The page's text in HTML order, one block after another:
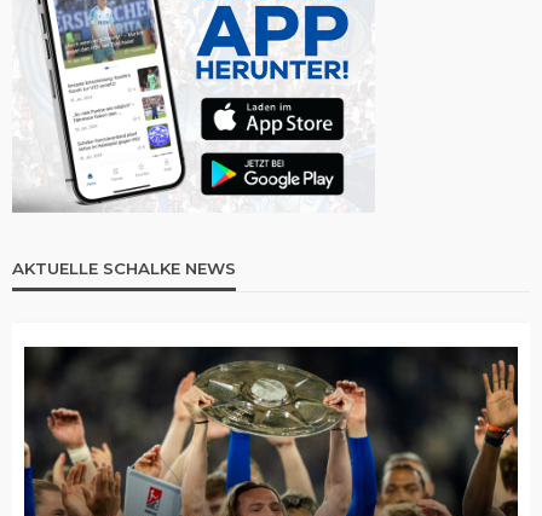
AKTUELLE SCHALKE NEWS